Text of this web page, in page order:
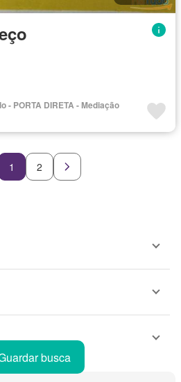
- PORTA DIRETA - Mediação
1 2
busca